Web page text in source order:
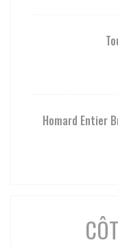
Homard Entier